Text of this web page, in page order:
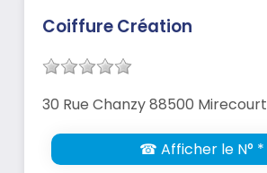
Coiffure Création
30 Rue Chanzy 88500 Mirecourt
☎ Afficher le N° *